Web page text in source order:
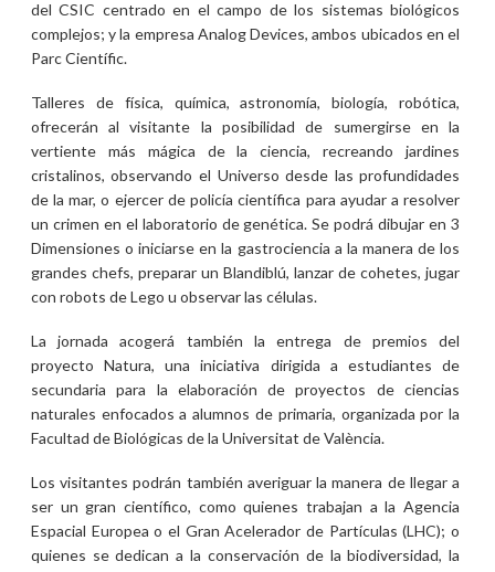
del CSIC centrado en el campo de los sistemas biológicos
complejos; y la empresa Analog Devices, ambos ubicados en el
Parc Científic.
Talleres de física, química, astronomía, biología, robótica,
ofrecerán al visitante la posibilidad de sumergirse en la
vertiente más mágica de la ciencia, recreando jardines
cristalinos, observando el Universo desde las profundidades
de la mar, o ejercer de policía científica para ayudar a resolver
un crimen en el laboratorio de genética. Se podrá dibujar en 3
Dimensiones o iniciarse en la gastrociencia a la manera de los
grandes chefs, preparar un Blandiblú, lanzar de cohetes, jugar
con robots de Lego u observar las células.
La jornada acogerá también la entrega de premios del
proyecto Natura, una iniciativa dirigida a estudiantes de
secundaria para la elaboración de proyectos de ciencias
naturales enfocados a alumnos de primaria, organizada por la
Facultad de Biológicas de la Universitat de València.
Los visitantes podrán también averiguar la manera de llegar a
ser un gran científico, como quienes trabajan a la Agencia
Espacial Europea o el Gran Acelerador de Partículas (LHC); o
quienes se dedican a la conservación de la biodiversidad, la